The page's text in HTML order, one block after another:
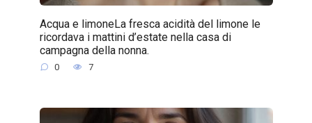
Acqua e limoneLa fresca acidità del limone le
ricordava i mattini d’estate nella casa di
campagna della nonna.
0 7